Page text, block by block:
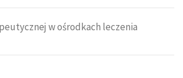
w ośrodkach leczenia